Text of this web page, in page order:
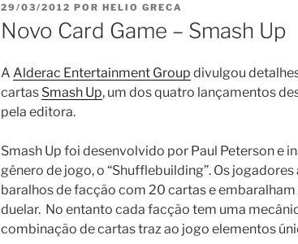
PUBLICADO
EM
29/03/2012 POR HELIO GRECA
Novo Card Game – Smash Up
A Alderac Entertainment Group divulgou
cartas Smash Up, um dos quatro lançamentos
pela editora.
Smash Up foi desenvolvido por Paul Peterson e
gênero de jogo, o “Shufflebuilding”. Os
baralhos de facção com 20 cartas e
duelar. No entanto cada facção tem uma
combinação de cartas traz ao jogo elementos